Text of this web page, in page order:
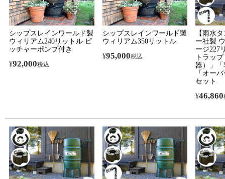
シップスレインワールド製
ウィリアム240リットル ピ
ッチャーポンプ付き
¥92,000税込
シップスレインワールド製
ウィリアム350リットル
¥95,000税込
【雨水
ー社製
ージ227
トラッ
器）」「
「オー
セット
¥46,860